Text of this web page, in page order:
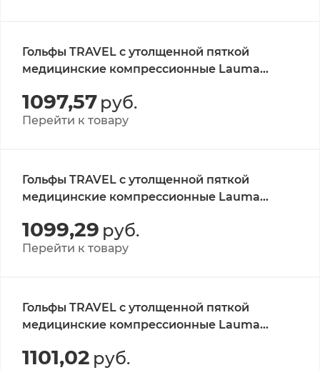
Гольфы TRAVEL с утолщенной пяткой
медицинские компрессионные Lauma
пара
1097,57 руб.
Перейти к товару
Гольфы TRAVEL с утолщенной пяткой
медицинские компрессионные Lauma
пара
1099,29 руб.
Перейти к товару
Гольфы TRAVEL с утолщенной пяткой
медицинские компрессионные Lauma
1101,02 руб.